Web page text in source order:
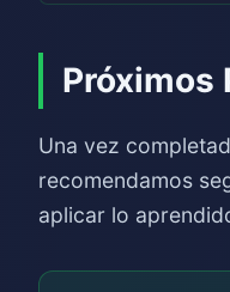
Próximos
Una vez
recomendamos
aplicar lo